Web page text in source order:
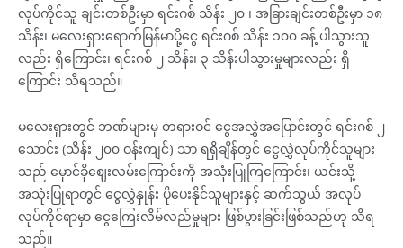
လုပ်ကိုင်သူ ချင်းတစ်ဦးမှာ ရင်းဂစ် သိန်း ၂၀ ၊ အခြားချင်းတစ်ဦးမှာ ၁၈
သိန်း၊ မလေးရှားရောက်မြန်မာပို့ငွေ ရင်းဂစ် သိန်း ၁၀၀ ခန့် ပါသွားသူ
လည်း ရှိကြောင်း၊ ရင်းဂစ် ၂ သိန်း၊ ၃ သိန်းပါသွားမှုများလည်း ရှိ
ကြောင်း သိရသည်။
မလေးရှားတွင် ဘဏ်များမှ တရားဝင် ငွေအလွှဲအပြောင်းတွင် ရင်းဂစ် ၂
သောင်း (သိန်း ၂၀၀ ဝန်းကျင်) သာ ရရှိချိန်တွင် ငွေလွှဲလုပ်ကိုင်သူများ
သည် မှောင်ခိုဈေးလမ်းကြောင်းကို အသုံးပြုကြကြောင်း၊ ယင်းသို့
အသုံးပြုရာတွင် ငွေလွှဲနှုန်း ပိုပေးနိုင်သူများနှင့် ဆက်သွယ် အလုပ်
လုပ်ကိုင်ရာမှာ ငွေကြေးလိမ်လည်မှုများ ဖြစ်ပွားခြင်းဖြစ်သည်ဟု သိရ
သည်။